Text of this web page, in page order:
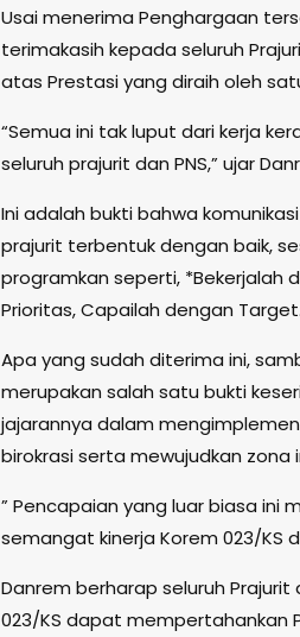
Usai menerima Penghargaan
terimakasih kepada seluruh
atas Prestasi yang diraih oleh
“Semua ini tak luput dari kerja
seluruh prajurit dan PNS,” ujar
Ini adalah bukti bahwa
prajurit terbentuk dengan baik,
programkan seperti, *Bekerjalah
Prioritas, Capailah dengan Target.
Apa yang sudah diterima ini,
merupakan salah satu bukti
jajarannya dalam
birokrasi serta mewujudkan zona
” Pencapaian yang luar biasa ini
semangat kinerja Korem 023/KS
Danrem berharap seluruh Prajurit
023/KS dapat mempertahankan